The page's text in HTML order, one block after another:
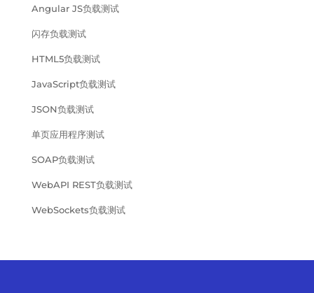
Angular JS负载测试
闪存负载测试
HTML5负载测试
JavaScript负载测试
JSON负载测试
单页应用程序测试
SOAP负载测试
WebAPI REST负载测试
WebSockets负载测试